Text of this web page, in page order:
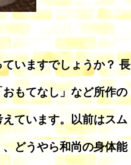
いますでしょうか？ 長
もてなし」など所作の
ています。以前はスム
どうやら和尚の身体能